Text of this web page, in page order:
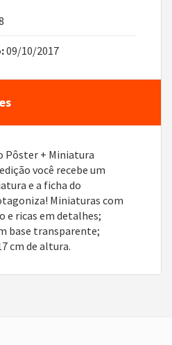
09/10/2017
Pôster + Miniatura
você recebe um
e a ficha do
Miniaturas com
e ricas em detalhes;
base transparente;
cm de altura.